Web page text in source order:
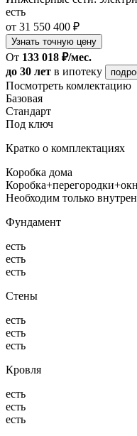
есть
от 31 550 400 ₽
Узнать точную цену
От 133 018 ₽/мес.
до 30 лет в ипотеку
Посмотреть комлектацию
Базовая
Стандарт
Под ключ
Кратко о комплектациях
Коробка дома
Необходим только
Фундамент
есть
есть
есть
Стены
есть
есть
есть
Кровля
есть
есть
есть